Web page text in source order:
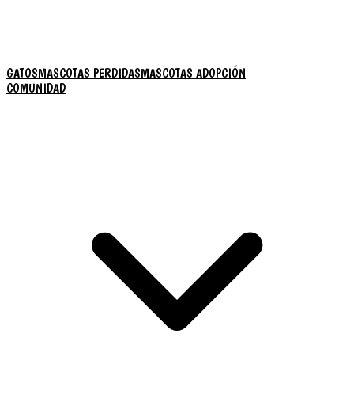
GATOSMASCOTAS PERDIDASMASCOTAS ADOPCIÓN
COMUNIDAD